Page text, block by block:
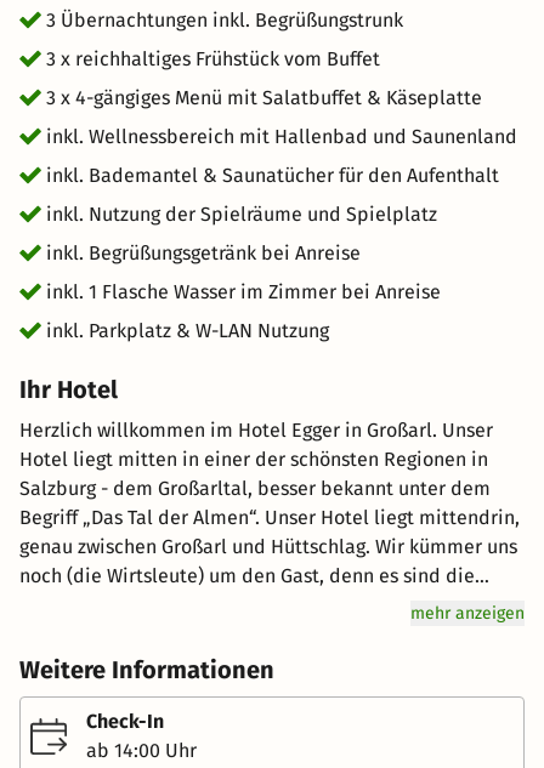
Homepage, helfen Ihnen bei der Urlaubs- und
Tourenplanung.
3 Übernachtungen inkl. Begrüßungstrunk
3 x reichhaltiges Frühstück vom Buffet
3 x 4-gängiges Menü mit Salatbuffet & Käseplatte
inkl. Wellnessbereich mit Hallenbad und Saunenland
inkl. Bademantel & Saunatücher für den Aufenthalt
inkl. Nutzung der Spielräume und Spielplatz
inkl. Begrüßungsgetränk bei Anreise
inkl. 1 Flasche Wasser im Zimmer bei Anreise
inkl. Parkplatz & W-LAN Nutzung
Ihr Hotel
Herzlich willkommen im Hotel Egger in Großarl. Unser
Hotel liegt mitten in einer der schönsten Regionen in
Salzburg - dem Großarltal, besser bekannt unter dem
Begriff „Das Tal der Almen“. Unser Hotel liegt mittendrin,
genau zwischen Großarl und Hüttschlag. Wir kümmer uns
noch (die Wirtsleute) um den Gast, denn es sind die
kleinen Dinge wie "persönliche Betreuung, Atmosphäre,
Frühstücksbuffet, Saft und Müsliecke, Nachmittagsjause
von 14:30 bis 16:30 Uhr, Wahlmenüs am Abend inkl.
Salatbuffet mit kalter Vorspeise, Suppe, Auswahl von 1
bis 2 Desserts, Käseplatte von 19:00 bis 21:00 Uhr. Unsere
mehr anzeigen
Weitere Informationen
Check-In
ab 14:00 Uhr